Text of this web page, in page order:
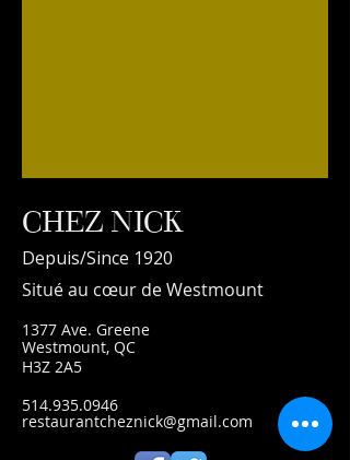
CHEZ NICK
Depuis/Since 1920
Situé au cœur de Westmount
1377 Ave. Greene
Westmount, QC
H3Z 2A5
514.935.0946
restaurantcheznick@gmail.com